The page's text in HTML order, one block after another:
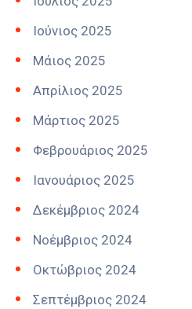
Ιούνιος 2025
Μάιος 2025
Απρίλιος 2025
Μάρτιος 2025
Φεβρουάριος 2025
Ιανουάριος 2025
Δεκέμβριος 2024
Νοέμβριος 2024
Οκτώβριος 2024
Σεπτέμβριος 2024